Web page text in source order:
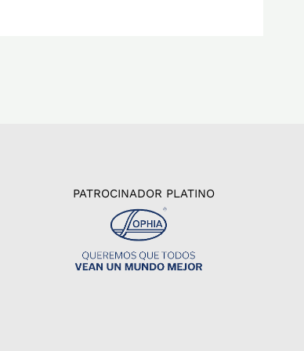
PATROCINADOR PLATINO